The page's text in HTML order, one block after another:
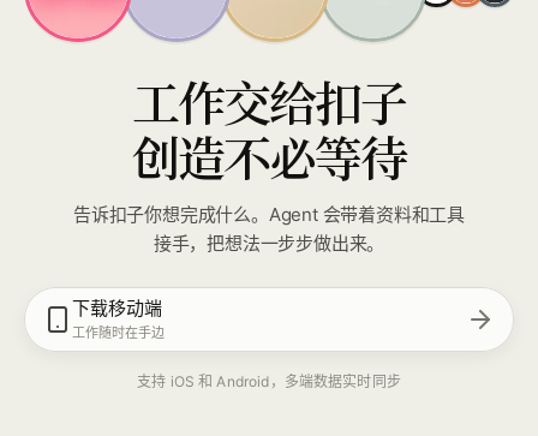
工作交给扣子
创造不必等待
告诉扣子你想完成什么。Agent 会带着资料和工具
接手，把想法一步步做出来。
下载移动端
工作随时在手边
支持 iOS 和 Android，多端数据实时同步